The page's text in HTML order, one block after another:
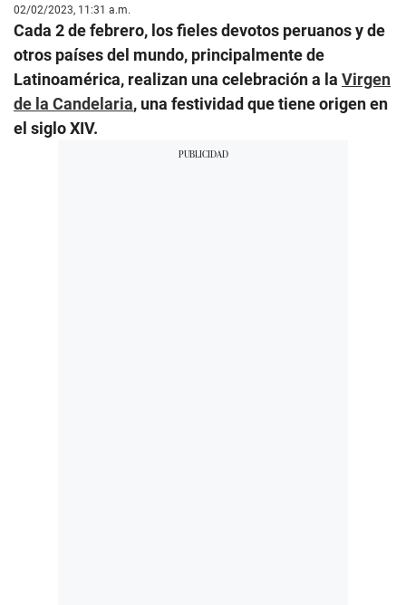
02/02/2023, 11:31 a.m.
Cada 2 de febrero, los fieles devotos peruanos y de
otros países del mundo, principalmente de
Latinoamérica, realizan una celebración a la Virgen
de la Candelaria, una festividad que tiene origen en
el siglo XIV.